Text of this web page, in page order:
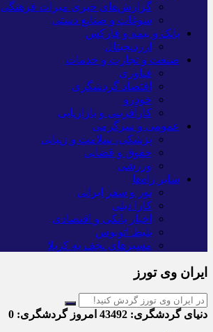
گزارش‌های خبری میراث فرهنگی
سوغات و صنایع دستی
بانک و بیمه و فارکس
ارزدیجیتال
صنعت و تجارت و خدمات
فناوری
اقتصاد گردشگری
خودرو
کارآفرینی و بازاریابی
عمومی و سرگرمی
پزشکی، سلامت و زیبایی
حقوق و قضایی
ورزشی
سایر راه‌ها
تور و سفر ایرانی
کارا دیلی
اخبار بانکی و اقتصادی
بلیط اتوبوس
مسیرهای نجف به کربلا
ایران وی تورز
دنیای گردشگری: امروز گردشگری: